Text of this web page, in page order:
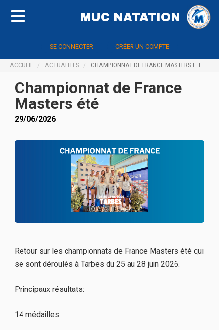
MUC NATATION
SE CONNECTER CRÉER UN COMPTE
ACCUEIL ACTUALITÉS CHAMPIONNAT DE FRANCE MASTERS ÉTÉ
Championnat de France
Masters été
29/06/2026
Retour sur les championnats de France Masters été qui
se sont déroulés à Tarbes du 25 au 28 juin 2026.
Principaux résultats:
14 médailles